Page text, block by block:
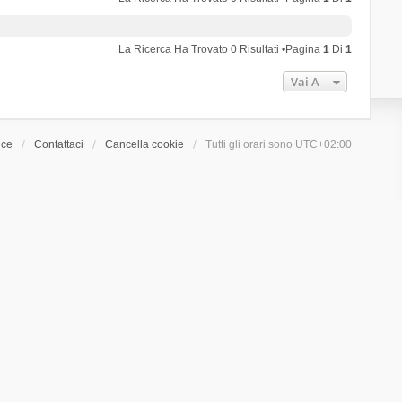
La Ricerca Ha Trovato 0 Risultati •Pagina1 Di1
Vai A
Contattaci Cancella cookie Tutti gli orari sono UTC+02:00